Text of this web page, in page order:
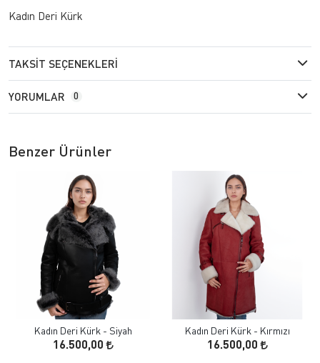
Kadın Deri Kürk
TAKSIT SEÇENEKLERI
YORUMLAR 0
Benzer Ürünler
Kadın Deri Kürk - Siyah
16.500,00
Kadın Deri Kürk - Kırmızı
16.500,00